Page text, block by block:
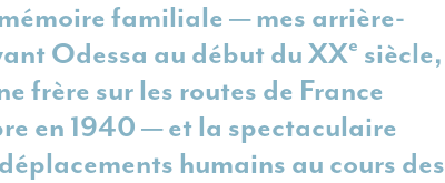
familiale — mes arrière-
Odessa au début du XXe siècle,
frère sur les routes de France
en 1940 — et la spectaculaire
humains au cours des